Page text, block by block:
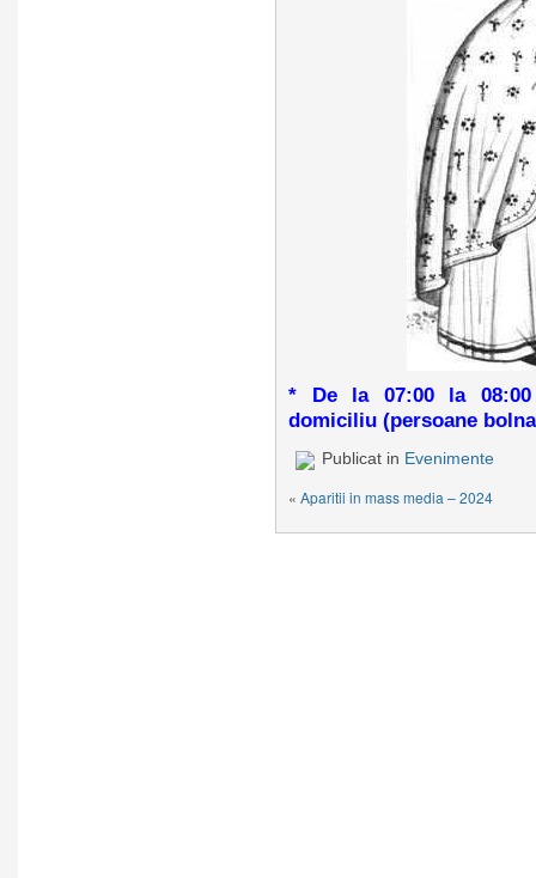
* De la 07:00 la 08:00
domiciliu (persoane
Publicat in Evenimente
« Aparitii in mass media – 2024